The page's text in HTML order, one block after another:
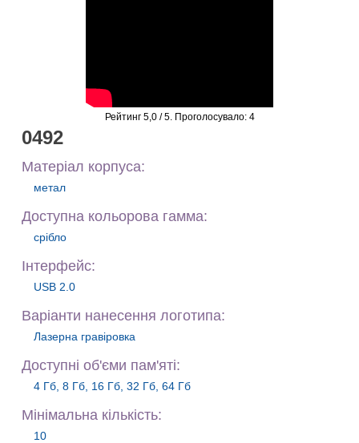
Рейтинг 5,0/ 5. Проголосувало: 4
0492
Матеріал корпуса:
метал
Доступна кольорова гамма:
срібло
Iнтерфейс:
USB 2.0
Варiанти нанесення логотипа:
Лазерна гравіровка
Доступні об'єми пам'яті:
4 Гб, 8 Гб, 16 Гб, 32 Гб, 64 Гб
Мiнiмальна кiлькiсть:
10